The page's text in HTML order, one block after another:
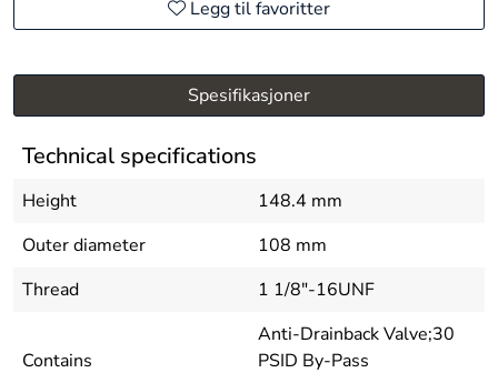
Legg til favoritter
Spesifikasjoner
Technical specifications
Height
148.4 mm
Outer diameter
108 mm
Thread
1 1/8"-16UNF
Contains
Anti-Drainback Valve;30
PSID By-Pass